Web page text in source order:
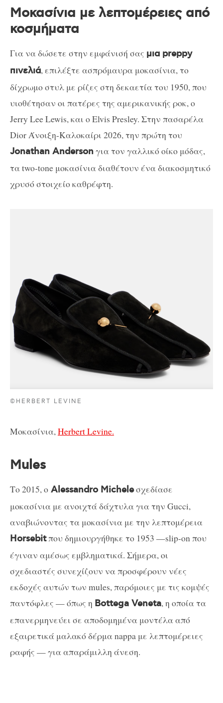
Μοκασίνια με λεπτομέρειες από
κοσμήματα
Για να δώσετε στην εμφάνισή σας μια preppy
πινελιά, επιλέξτε ασπρόμαυρα μοκασίνια, το
δίχρωμο στυλ με ρίζες στη δεκαετία του 1950, που
υιοθέτησαν οι πατέρες της αμερικανικής ροκ, ο
Jerry Lee Lewis, και ο Elvis Presley. Στην πασαρέλα
Dior Άνοιξη-Καλοκαίρι 2026, την πρώτη του
Jonathan Andersonγια τον γαλλικό οίκο μόδας,
τα two-tone μοκασίνια διαθέτουν ένα διακοσμητικό
χρυσό στοιχείο καθρέφτη.
©HERBERT LEVINE
Μοκασίνια, Herbert Levine.
Mules
Το 2015, ο Alessandro Micheleσχεδίασε
μοκασίνια με ανοιχτά δάχτυλα για την Gucci,
αναβιώνοντας τα μοκασίνια με την λεπτομέρεια
Horsebitπου δημιουργήθηκε το 1953 —slip-on που
έγιναν αμέσως εμβληματικά. Σήμερα, οι
σχεδιαστές συνεχίζουν να προσφέρουν νέες
εκδοχές αυτών των mules, παρόμοιες με τις κομψές
παντόφλες — όπως η Bottega Veneta, η οποία τα
επανερμηνεύει σε αποδομημένα μοντέλα από
εξαιρετικά μαλακό δέρμα nappa με λεπτομέρειες
ραφής — για απαράμιλλη άνεση.